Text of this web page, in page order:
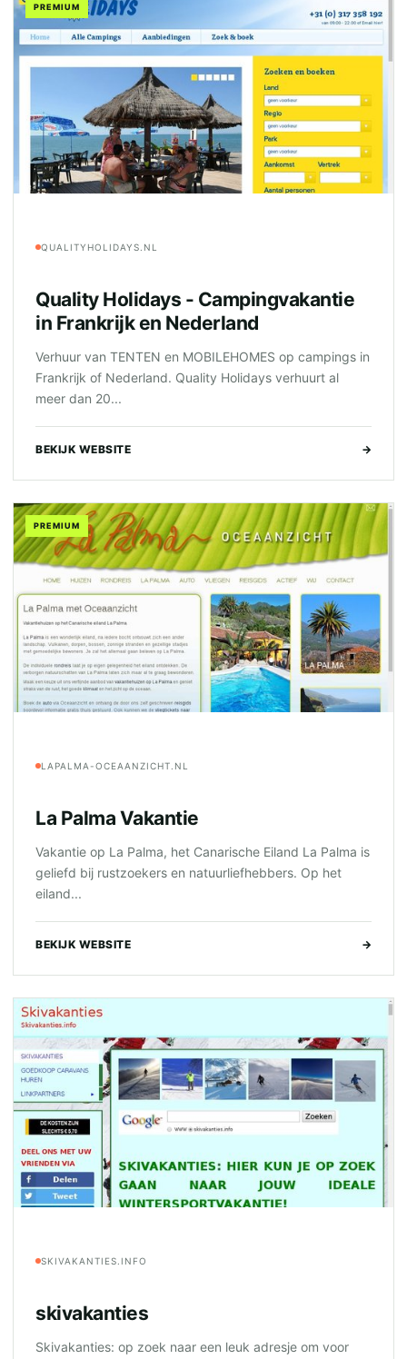
PREMIUM
QUALITYHOLIDAYS.NL
Quality Holidays - Campingvakantie
in Frankrijk en Nederland
Verhuur van TENTEN en MOBILEHOMES op campings in
Frankrijk of Nederland. Quality Holidays verhuurt al
meer dan 20...
BEKIJK WEBSITE →
PREMIUM
LAPALMA-OCEAANZICHT.NL
La Palma Vakantie
Vakantie op La Palma, het Canarische Eiland La Palma is
geliefd bij rustzoekers en natuurliefhebbers. Op het
eiland...
BEKIJK WEBSITE →
SKIVAKANTIES.INFO
skivakanties
Skivakanties: op zoek naar een leuk adresje om voor